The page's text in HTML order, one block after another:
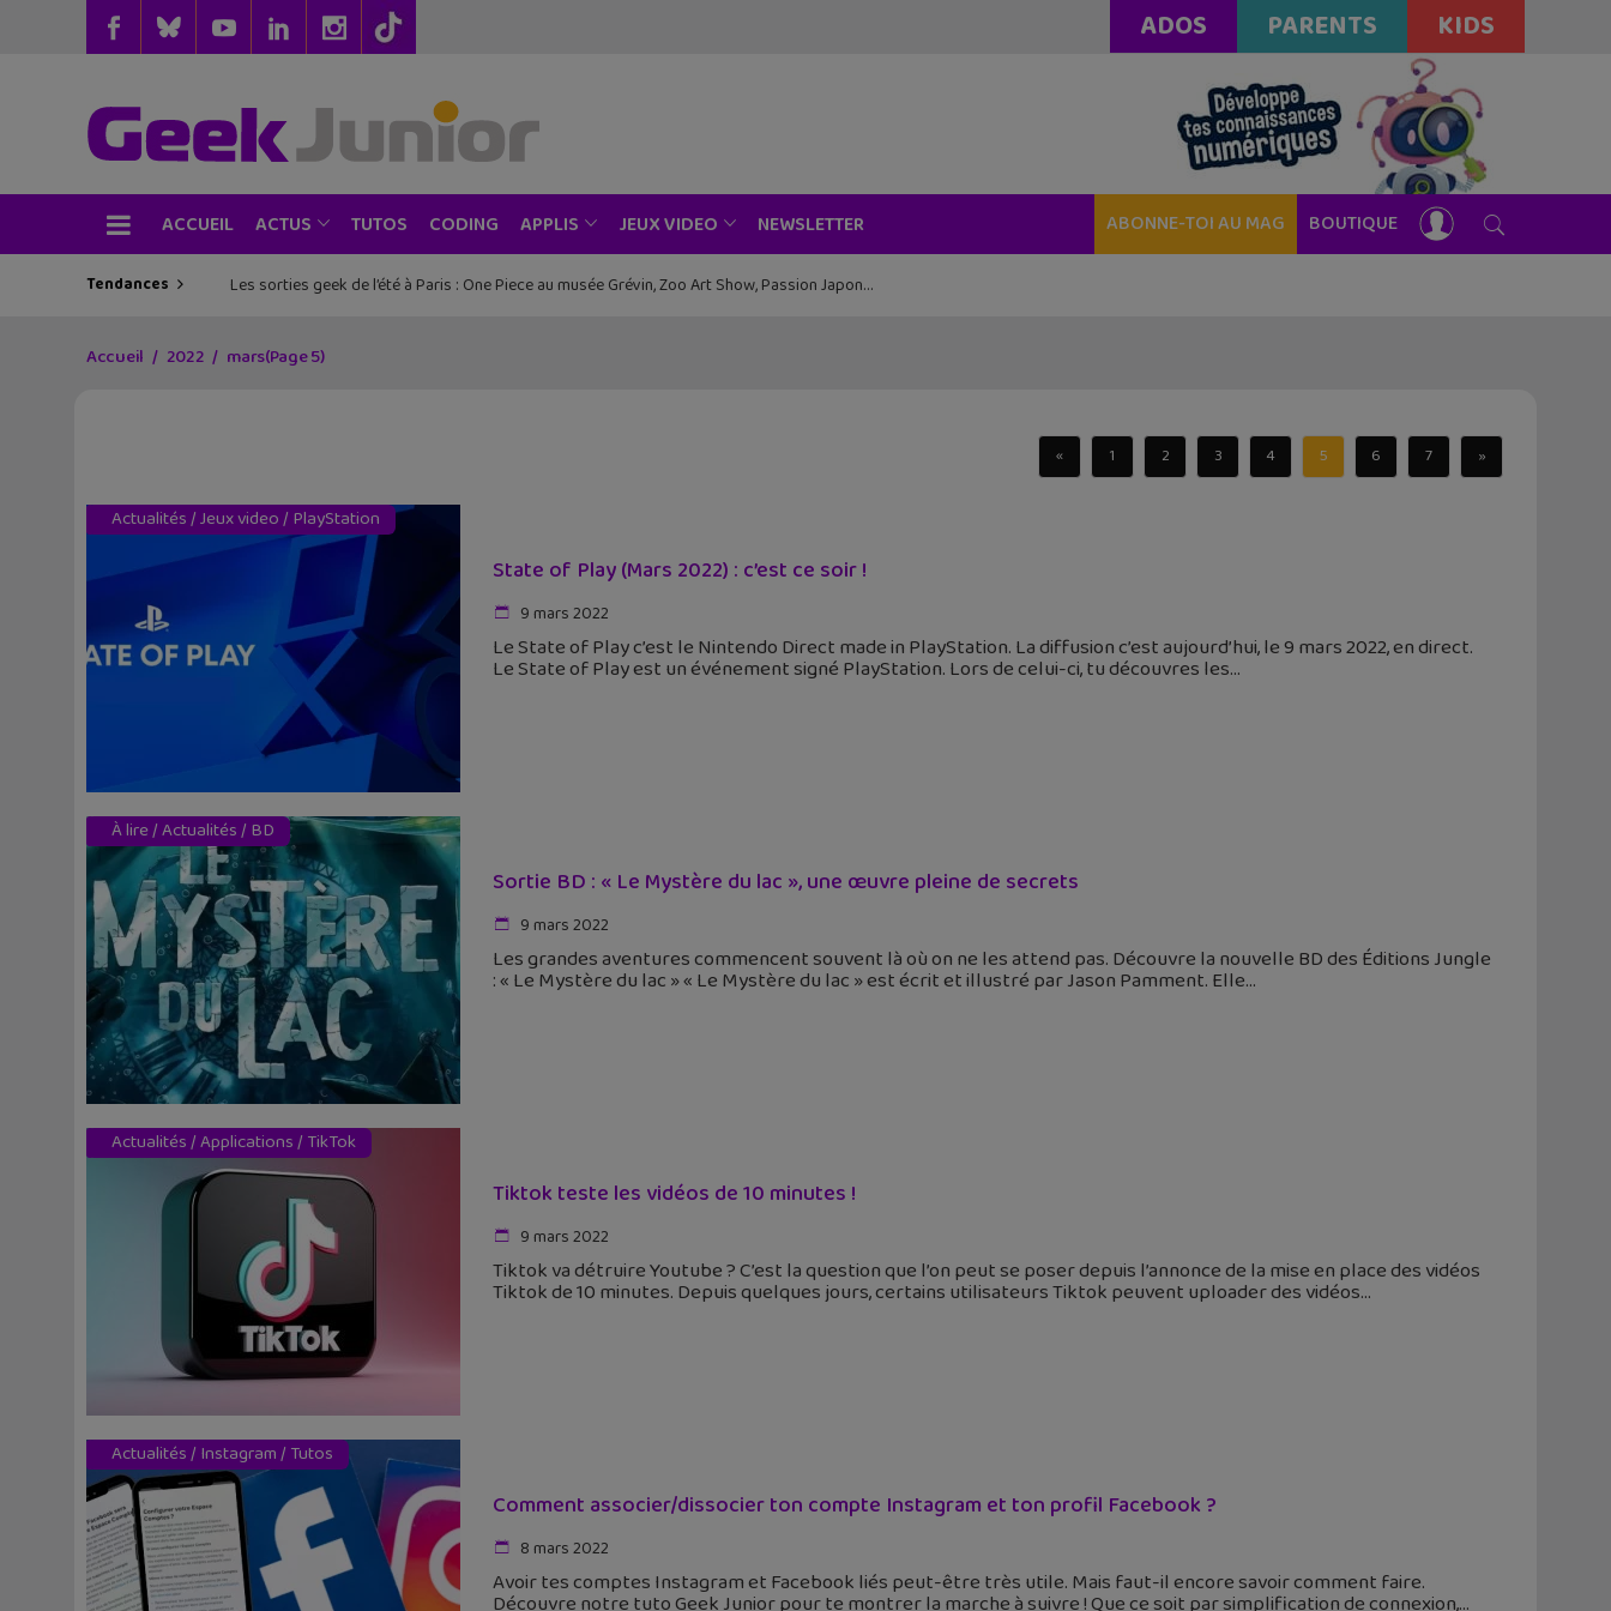
ADOS PARENTS KIDS
ACCUEIL ACTUS TUTOS CODING APPLIS JEUX VIDEO NEWSLETTER ABONNE-TOI AU MAG BOUTIQUE
Tendances Les sorties geek de l’été à Paris : One Piece au musée Grévin, Zoo Art Show, Passion Japon…
Accueil 2022 mars(Page 5)
« 1 2 3 4 5 6 7 »
Actualités/Jeux video/ PlayStation
State of Play (Mars 2022) : c’est ce soir !
9 mars 2022
Le State of Play c’est le Nintendo Direct made in PlayStation. La diffusion c’est aujourd’hui, le 9 mars 2022, en direct.
Le State of Play est un événement signé PlayStation. Lors de celui-ci, tu découvres les
À lire/Actualités/ BD
Sortie BD : « Le Mystère du lac », une œuvre pleine de secrets
9 mars 2022
Les grandes aventures commencent souvent là où on ne les attend pas. Découvre la nouvelle BD des Éditions Jungle
: « Le Mystère du lac » « Le Mystère du lac » est écrit et illustré par Jason Pamment. Elle
Actualités/Applications/ TikTok
Tiktok teste les vidéos de 10 minutes !
9 mars 2022
Tiktok va détruire Youtube ? C’est la question que l’on peut se poser depuis l’annonce de la mise en place des vidéos
Tiktok de 10 minutes. Depuis quelques jours, certains utilisateurs Tiktok peuvent uploader des vidéos
Actualités/ Instagram/ Tutos
Comment associer/dissocier ton compte Instagram et ton profil Facebook ?
8 mars 2022
Avoir tes comptes Instagram et Facebook liés peut-être très utile. Mais faut-il encore savoir comment faire.
Découvre notre tuto Geek Junior pour te montrer la marche à suivre ! Que ce soit par simplification de connexion,